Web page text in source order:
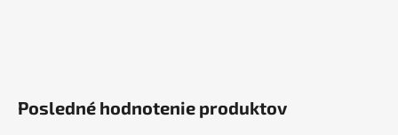
Posledné hodnotenie produktov